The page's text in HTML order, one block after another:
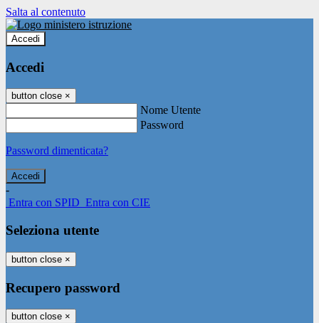
Salta al contenuto
Accedi
Accedi
button close ×
Nome Utente
Password
Password dimenticata?
-
Entra con SPID Entra con CIE
Seleziona utente
button close ×
Recupero password
button close ×